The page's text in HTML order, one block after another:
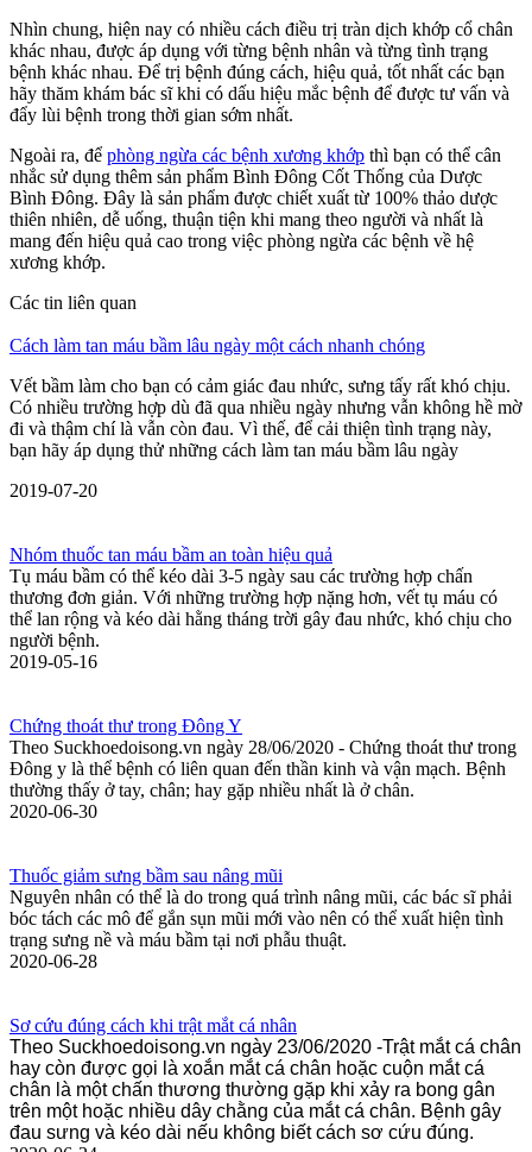
Nhìn chung, hiện nay có nhiều cách điều trị tràn dịch khớp cổ chân
khác nhau, được áp dụng với từng bệnh nhân và từng tình trạng
bệnh khác nhau. Để trị bệnh đúng cách, hiệu quả, tốt nhất các bạn
hãy thăm khám bác sĩ khi có dấu hiệu mắc bệnh để được tư vấn và
đẩy lùi bệnh trong thời gian sớm nhất.
Ngoài ra, để phòng ngừa các bệnh xương khớp thì bạn có thể cân
nhắc sử dụng thêm sản phẩm Bình Đông Cốt Thống của Dược
Bình Đông. Đây là sản phẩm được chiết xuất từ 100% thảo dược
thiên nhiên, dễ uống, thuận tiện khi mang theo người và nhất là
mang đến hiệu quả cao trong việc phòng ngừa các bệnh về hệ
xương khớp.
Các tin liên quan
Cách làm tan máu bầm lâu ngày một cách nhanh chóng
Vết bầm làm cho bạn có cảm giác đau nhức, sưng tấy rất khó chịu.
Có nhiều trường hợp dù đã qua nhiều ngày nhưng vẫn không hề mờ
đi và thậm chí là vẫn còn đau. Vì thế, để cải thiện tình trạng này,
bạn hãy áp dụng thử những cách làm tan máu bầm lâu ngày
2019-07-20
Nhóm thuốc tan máu bầm an toàn hiệu quả
Tụ máu bầm có thể kéo dài 3-5 ngày sau các trường hợp chấn
thương đơn giản. Với những trường hợp nặng hơn, vết tụ máu có
thể lan rộng và kéo dài hằng tháng trời gây đau nhức, khó chịu cho
người bệnh.
2019-05-16
Chứng thoát thư trong Đông Y
Theo Suckhoedoisong.vn ngày 28/06/2020 - Chứng thoát thư trong
Đông y là thể bệnh có liên quan đến thần kinh và vận mạch. Bệnh
thường thấy ở tay, chân; hay gặp nhiều nhất là ở chân.
2020-06-30
Thuốc giảm sưng bầm sau nâng mũi
Nguyên nhân có thể là do trong quá trình nâng mũi, các bác sĩ phải
bóc tách các mô để gắn sụn mũi mới vào nên có thể xuất hiện tình
trạng sưng nề và máu bầm tại nơi phẫu thuật.
2020-06-28
Sơ cứu đúng cách khi trật mắt cá nhân
Theo Suckhoedoisong.vn ngày 23/06/2020 -Trật mắt cá chân
hay còn được gọi là xoắn mắt cá chân hoặc cuộn mắt cá
chân là một chấn thương thường gặp khi xảy ra bong gân
trên một hoặc nhiều dây chằng của mắt cá chân. Bệnh gây
đau sưng và kéo dài nếu không biết cách sơ cứu đúng.